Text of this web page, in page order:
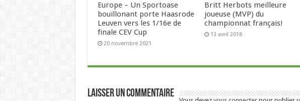
Europe – Un Sportoase
bouillonant porte Haasrode
Leuven vers les 1/16e de
finale CEV Cup
20 novembre 2021
Britt Herbots meilleure
joueuse (MVP) du
championnat français!
13 avril 2018
Laisser un commentaire